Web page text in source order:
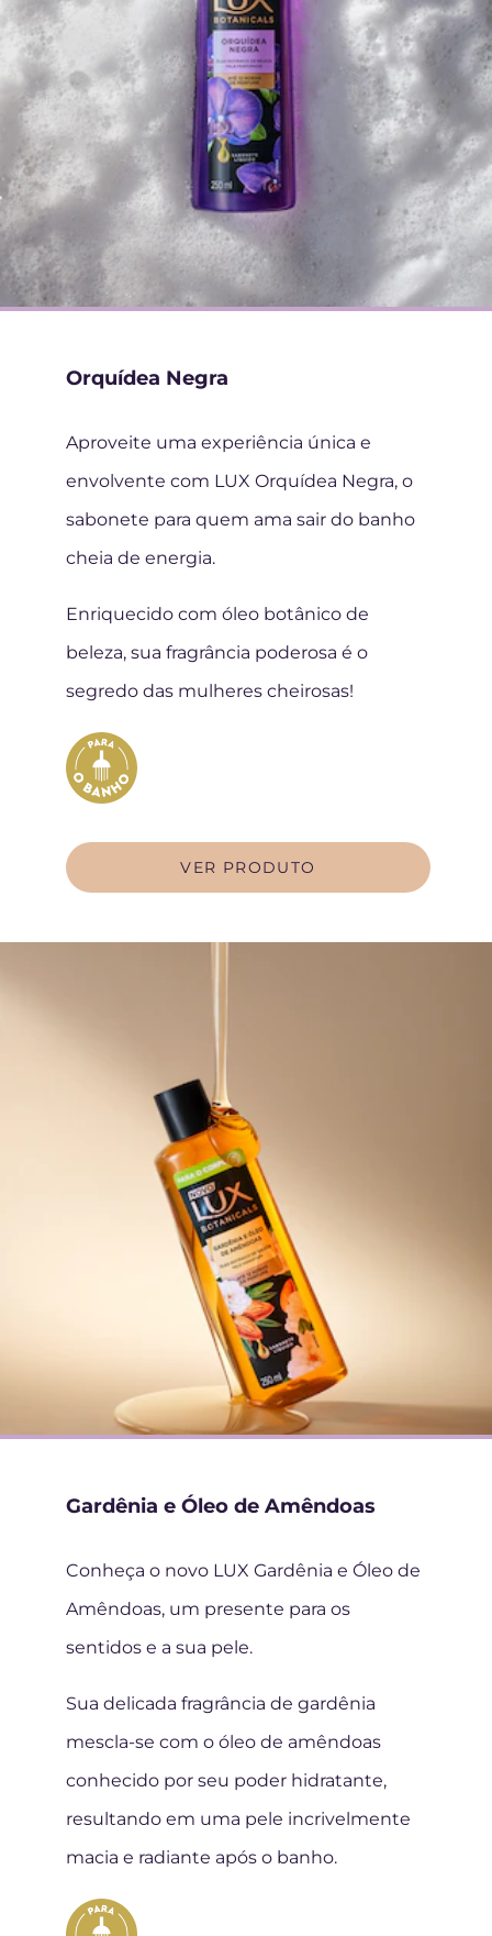
Orquídea Negra
Aproveite uma experiência única e
envolvente com LUX Orquídea Negra, o
sabonete para quem ama sair do banho
cheia de energia.
Enriquecido com óleo botânico de
beleza, sua fragrância poderosa é o
segredo das mulheres cheirosas!
VER PRODUTO
Gardênia e Óleo de Amêndoas
Conheça o novo LUX Gardênia e Óleo de
Amêndoas, um presente para os
sentidos e a sua pele.
Sua delicada fragrância de gardênia
mescla-se com o óleo de amêndoas
conhecido por seu poder hidratante,
resultando em uma pele incrivelmente
macia e radiante após o banho.